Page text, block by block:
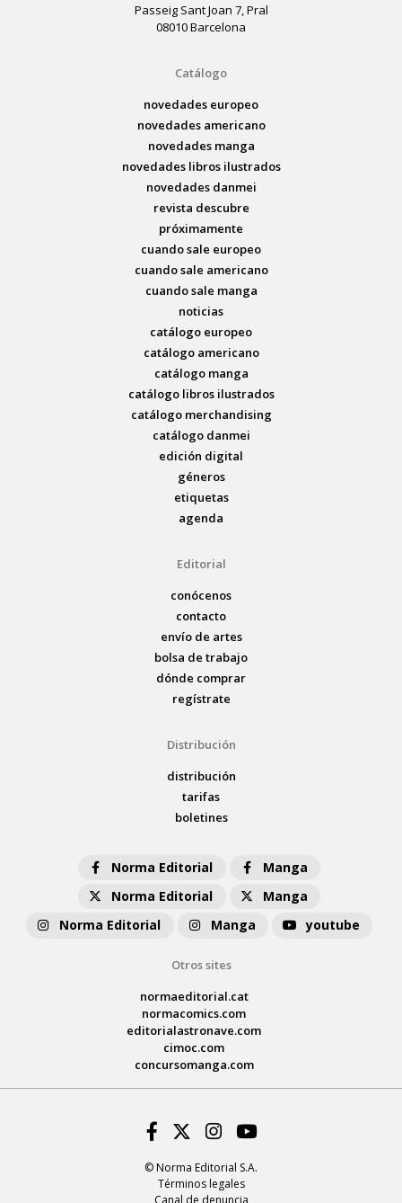
Passeig Sant Joan 7, Pral
08010 Barcelona
Catálogo
novedades europeo
novedades americano
novedades manga
novedades libros ilustrados
novedades danmei
revista descubre
próximamente
cuando sale europeo
cuando sale americano
cuando sale manga
noticias
catálogo europeo
catálogo americano
catálogo manga
catálogo libros ilustrados
catálogo merchandising
catálogo danmei
edición digital
géneros
etiquetas
agenda
Editorial
conócenos
contacto
envío de artes
bolsa de trabajo
dónde comprar
regístrate
Distribución
distribución
tarifas
boletines
Norma Editorial
Manga
Norma Editorial
Manga
Norma Editorial
Manga youtube
Otros sites
normaeditorial.cat
normacomics.com
editorialastronave.com
cimoc.com
concursomanga.com
© Norma Editorial S.A.
Términos legales
Canal de denuncia
Facebook
Twitter
Instagram
Youtube